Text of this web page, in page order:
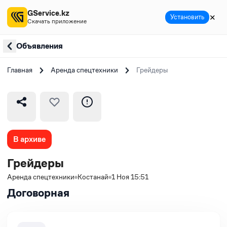
Объявления
Главная Аренда спецтехники Грейдеры
В архиве
Грейдеры
Аренда спецтехники Костанай 1 Ноя 15:51
Договорная
GService.kz
Скачать приложение Установить ✕